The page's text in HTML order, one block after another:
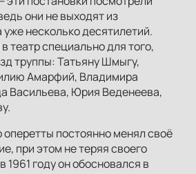
они не выходят из
уже несколько десятилетий.
театр специально для того,
труппы: Татьяну Шмыгу,
Амарфий, Владимира
Васильева, Юрия Веденеева,
оперетты постоянно менял своё
при этом не теряя своего
1961 году он обосновался в